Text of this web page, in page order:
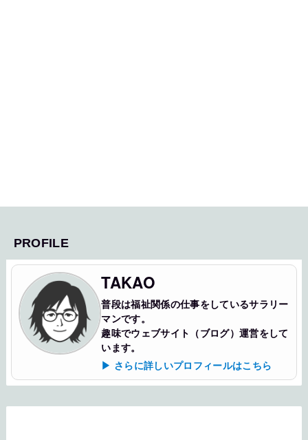
PROFILE
TAKAO
普段は福祉関係の仕事をしているサラリー
マンです。
趣味でウェブサイト（ブログ）運営をして
います。
▶ さらに詳しいプロフィールはこちら